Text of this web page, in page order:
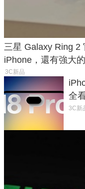
三星 Galaxy Ring 2
iPhone，還有強大
3C新品
全
家
3C新